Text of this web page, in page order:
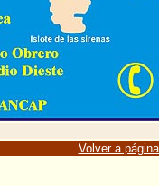
Volver a